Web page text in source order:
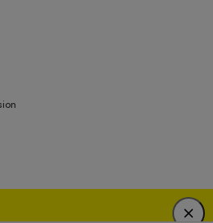
des syndicats, des producteurs et des